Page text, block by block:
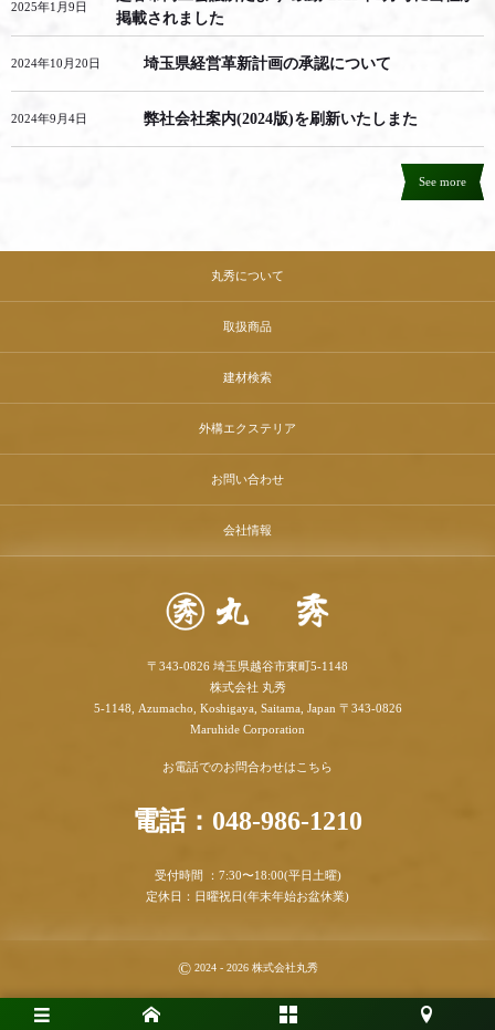
2025年1月9日
掲載されました
2024年10月20日 埼玉県経営革新計画の承認について
2024年9月4日 弊社会社案内(2024版)を刷新いたしまた
See more
丸秀について
取扱商品
建材検索
外構エクステリア
お問い合わせ
会社情報
〒343-0826 埼玉県越谷市東町5-1148
株式会社 丸秀
5-1148, Azumacho, Koshigaya, Saitama, Japan 〒343-0826
Maruhide Corporation
お電話でのお問合わせはこちら
電話：048-986-1210
受付時間 ：7:30〜18:00(平日土曜)
定休日：日曜祝日(年末年始お盆休業)
©2024 - 2026 株式会社丸秀